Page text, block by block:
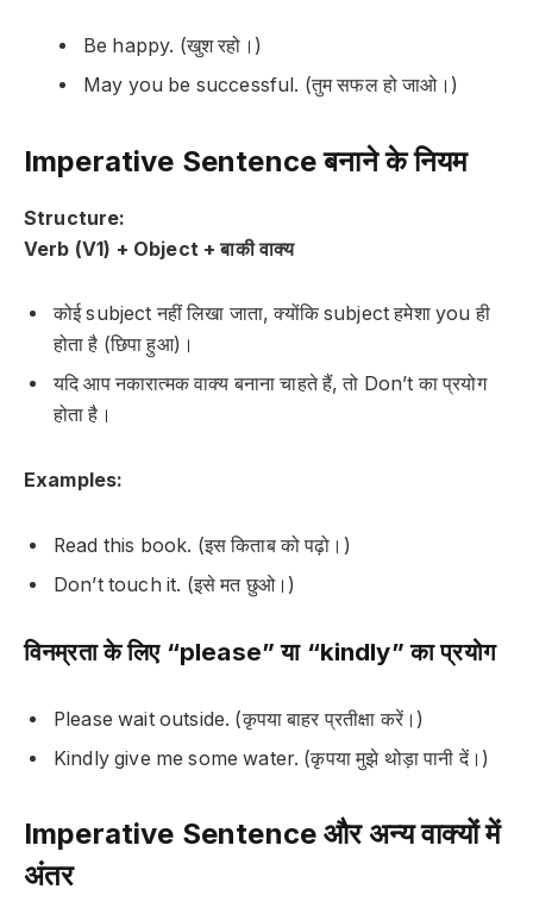
Be happy. (खुश रहो।)
May you be successful. (तुम सफल हो जाओ।)
Imperative Sentence बनाने के नियम
Structure:
Verb (V1) + Object + बाकी वाक्य
कोई subject नहीं लिखा जाता, क्योंकि subject हमेशा you ही
होता है (छिपा हुआ)।
यदि आप नकारात्मक वाक्य बनाना चाहते हैं, तो Don’t का प्रयोग
होता है।
Examples:
Read this book. (इस किताब को पढ़ो।)
Don’t touch it. (इसे मत छुओ।)
विनम्रता के लिए “please” या “kindly” का प्रयोग
Please wait outside. (कृपया बाहर प्रतीक्षा करें।)
Kindly give me some water. (कृपया मुझे थोड़ा पानी दें।)
Imperative Sentence और अन्य वाक्यों में
अंतर